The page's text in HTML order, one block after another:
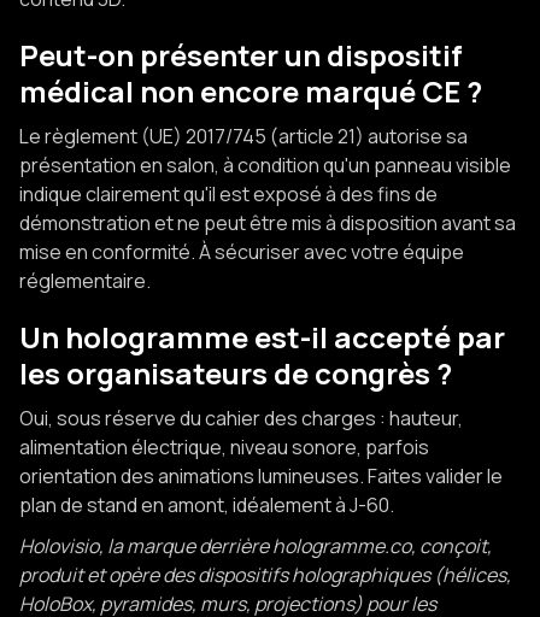
Peut-on présenter un dispositif
médical non encore marqué CE ?
Le règlement (UE) 2017/745 (article 21) autorise sa
présentation en salon, à condition qu'un panneau visible
indique clairement qu'il est exposé à des fins de
démonstration et ne peut être mis à disposition avant sa
mise en conformité. À sécuriser avec votre équipe
réglementaire.
Un hologramme est-il accepté par
les organisateurs de congrès ?
Oui, sous réserve du cahier des charges : hauteur,
alimentation électrique, niveau sonore, parfois
orientation des animations lumineuses. Faites valider le
plan de stand en amont, idéalement à J-60.
Holovisio, la marque derrière hologramme.co, conçoit,
produit et opère des dispositifs holographiques (hélices,
HoloBox, pyramides, murs, projections) pour les